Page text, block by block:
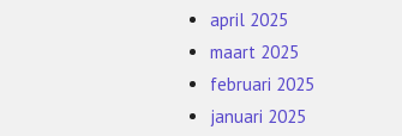
april 2025
maart 2025
februari 2025
januari 2025